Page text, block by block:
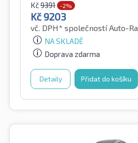
Kč9391 -2%
Kč 9203
vč. DPH* společností Auto-
NA SKLADĚ
Doprava zdarma
Detaily Přidat do košíku